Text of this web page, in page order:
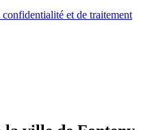
et de traitement